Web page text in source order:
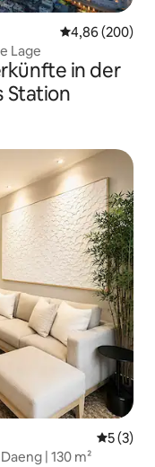
4,86 (200)
Lage
in der
Station
5 (3)
| 130 m²